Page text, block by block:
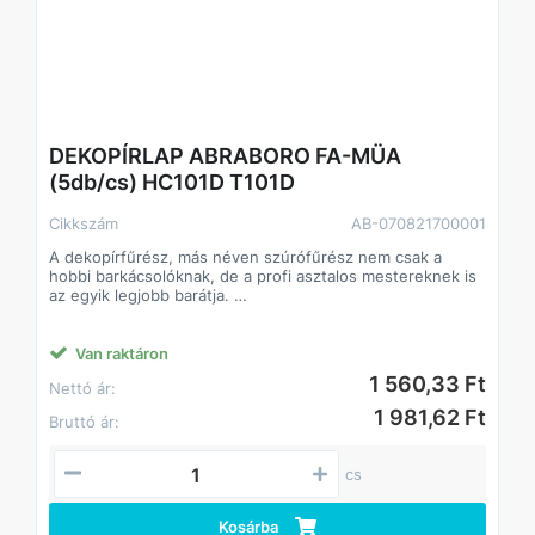
DEKOPÍRLAP ABRABORO FA-MÜA
(5db/cs) HC101D T101D
Cikkszám
AB-070821700001
A dekopírfűrész, más néven szúrófűrész nem csak a
hobbi barkácsolóknak, de a profi asztalos mestereknek is
az egyik legjobb barátja.
profilok,nemvas fémek, üveg,acéllemez alumínium,
acél,szendvics anyagok
Van raktáron
Nettó ár:
1 560,33 Ft
Bruttó ár: 1 981,62 Ft
cs
Kosárba